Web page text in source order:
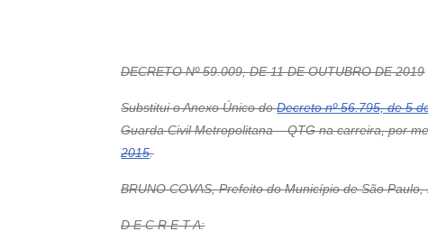
DECRETO Nº 59.009, DE 11 DE OUTUBRO DE 2019
Substitui o Anexo Único doDecreto nº 56.795, de 5
Guarda Civil Metropolitana – QTG na carreira, por
2015.
BRUNO COVAS, Prefeito do Município de São
D E C R E T A: